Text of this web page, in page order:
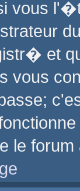
vous
et
vous
le